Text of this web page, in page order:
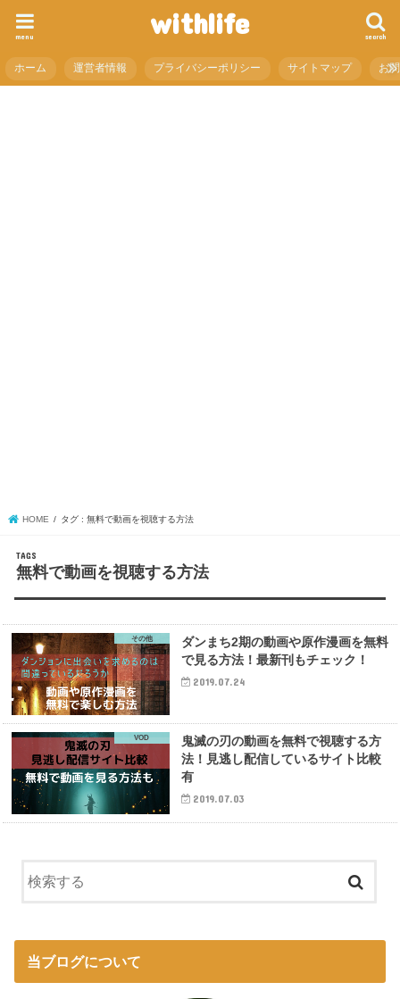
withlife search
menu
ホーム 運営者情報 プライバシーポリシー サイトマップ お
HOME タグ : 無料で動画を視聴する方法
無料で動画を視聴する方法
その他
ダンまち2期の動画や原作漫画を無料
で見る方法！最新刊もチェック！
2019.07.24
VOD
鬼滅の刃の動画を無料で視聴する方
法！見逃し配信しているサイト比較
有
2019.07.03
当ブログについて